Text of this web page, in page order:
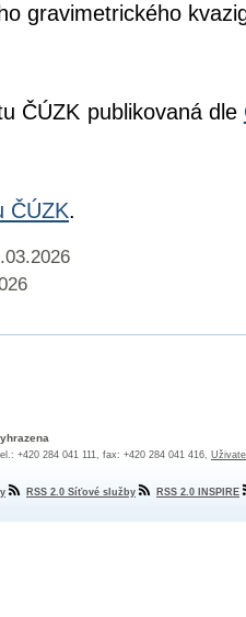
gravimetrického
ČÚZK publikovaná dle
ČÚZK.
+420 284 041 111, fax: +420 284 041 416,
RSS 2.0 Síťové služby RSS 2.0 INSPIRE